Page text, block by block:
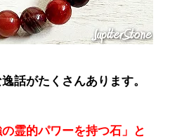
話がたくさんあります。
霊的パワーを持つ石」と